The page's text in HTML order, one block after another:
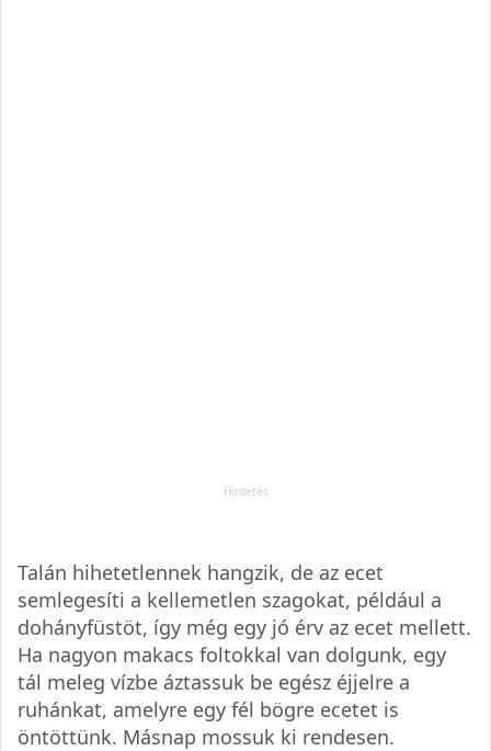
Talán hihetetlennek hangzik, de az ecet
semlegesíti a kellemetlen szagokat, például a
dohányfüstöt, így még egy jó érv az ecet mellett.
Ha nagyon makacs foltokkal van dolgunk, egy
tál meleg vízbe áztassuk be egész éjjelre a
ruhánkat, amelyre egy fél bögre ecetet is
öntöttünk. Másnap mossuk ki rendesen.